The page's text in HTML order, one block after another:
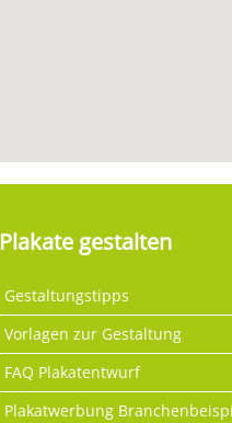
Plakate gestalten
Gestaltungstipps
Vorlagen zur Gestaltung
FAQ Plakatentwurf
Plakatwerbung